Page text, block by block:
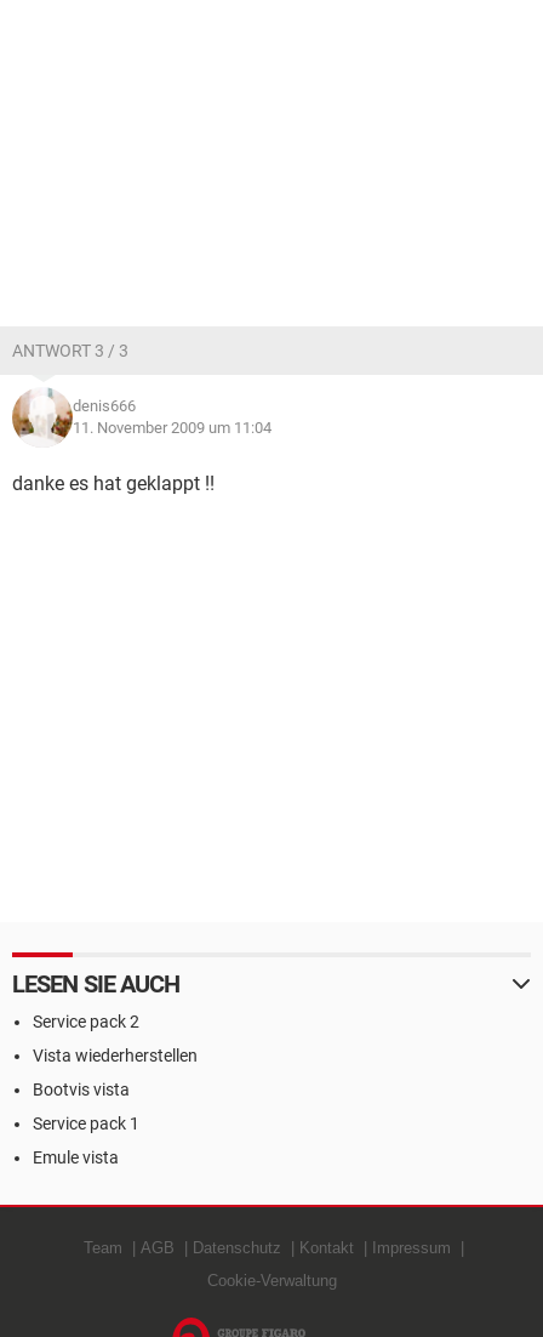
ANTWORT 3 / 3
denis666
11. November 2009 um 11:04
danke es hat geklappt !!
LESEN SIE AUCH
Service pack 2
Vista wiederherstellen
Bootvis vista
Service pack 1
Emule vista
Team AGB Datenschutz Kontakt
Impressum
Cookie-Verwaltung